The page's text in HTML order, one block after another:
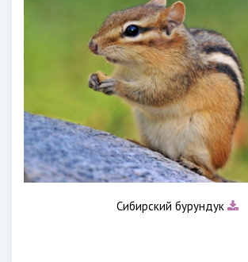
Сибирский бурундук